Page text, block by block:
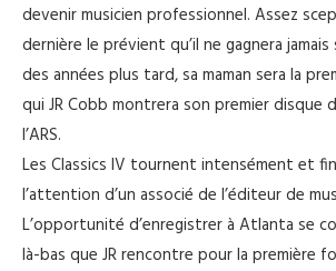
devenir musicien professionnel. Assez
dernière le prévient qu’il ne gagnera jamais
des années plus tard, sa maman sera la
qui JR Cobb montrera son premier disque
l’ARS.
Les Classics IV tournent intensément et
l’attention d’un associé de l’éditeur de
L’opportunité d’enregistrer à Atlanta se
là-bas que JR rencontre pour la première